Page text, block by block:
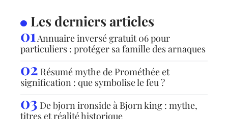
Les derniers articles
Annuaire inversé gratuit 06 pour
particuliers : protéger sa famille des arnaques
Résumé mythe de Prométhée et
signification : que symbolise le feu ?
De bjorn ironside à Bjorn king : mythe,
titres et réalité historique